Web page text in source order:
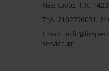
Νέα Ιωνία Τ.Κ.
Τηλ. 2102796031,
Email in
service.gr